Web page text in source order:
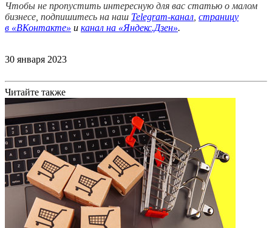
Чтобы не пропустить интересную для вас статью о малом
бизнесе, подпишитесь на наш Telegram-канал страницу
в «ВКонтакте» и канал на «Яндекс.Дзен».
30 января 2023
Читайте также